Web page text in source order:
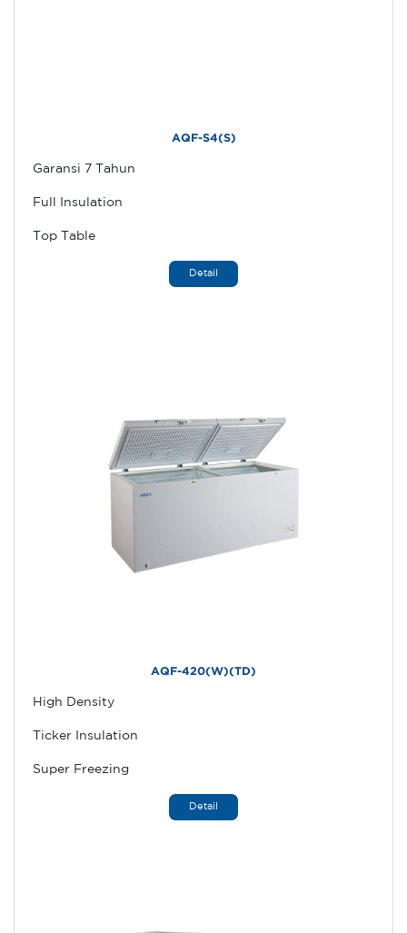
AQF-S4(S)
Garansi 7 Tahun
Full Insulation
Top Table
Detail
AQF-420(W)(TD)
High Density
Ticker Insulation
Super Freezing
Detail